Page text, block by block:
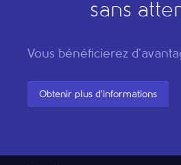
sans
Vous bénéficierez
Obtenir plus d'informations